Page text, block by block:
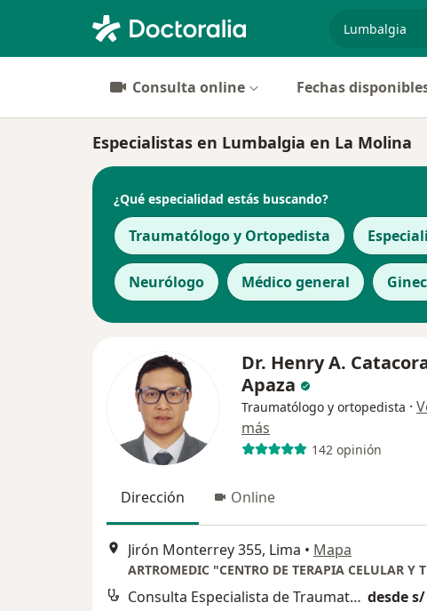
Consulta online Fechas
Especialistas en Lumbalgia en La Molina
¿Qué especialidad estás buscando?
Traumatólogo y Ortopedista
Neurólogo Médico general
Dr. Henry A.
Apaza
Traumatólogo y ortopedista ·
más
142 opinión
Dirección Online
Jirón Monterrey 355, Lima • Mapa
Consulta Especialista de Traumatologia desde